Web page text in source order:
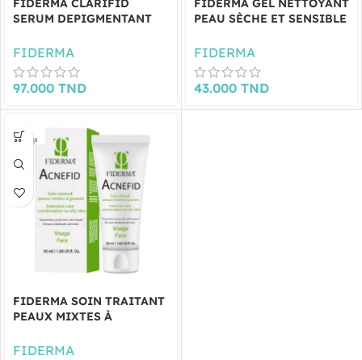
FIDERMA CLARIFID
SERUM DEPIGMENTANT
FIDERMA
97.000 TND
FIDERMA GEL NETTOYANT
PEAU SÈCHE ET SENSIBLE
FIDERMA
43.000 TND
FIDERMA SOIN TRAITANT
PEAUX MIXTES À
FIDERMA